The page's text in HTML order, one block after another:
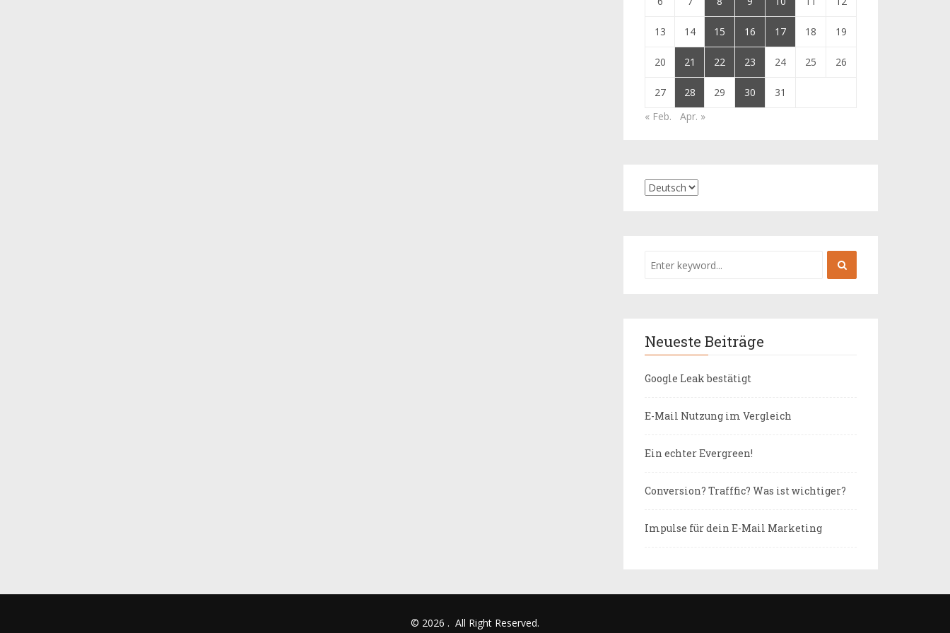
13 14 15 16 17 18 19
20 21 22 23 24 25 26
27 28 29 30
31
« Feb.
Apr. »
Neueste Beiträge
Google Leak bestätigt
E-Mail Nutzung im Vergleich
Ein echter Evergreen!
Conversion? Trafffic? Was ist wichtiger?
Impulse für dein E-Mail Marketing
© 2026 . All Right Reserved.